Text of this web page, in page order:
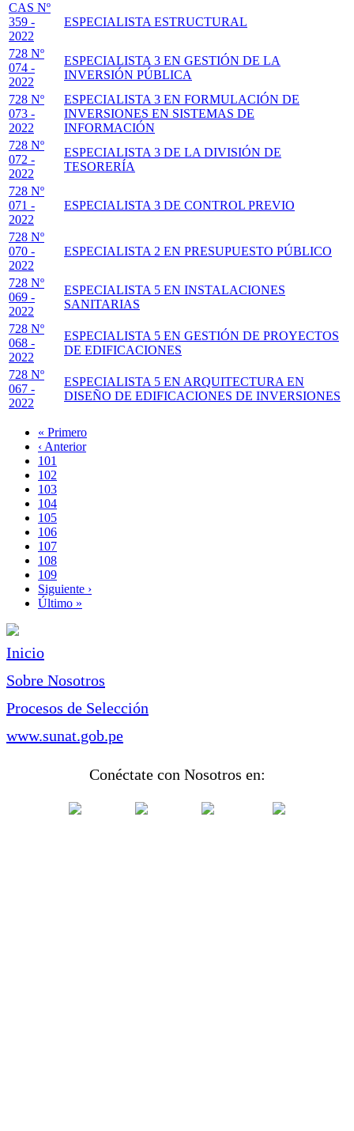
CAS Nº
359 -
2022
ESPECIALISTA ESTRUCTURAL
728 Nº
074 -
2022
ESPECIALISTA 3 EN GESTIÓN DE LA
INVERSIÓN PÚBLICA
728 Nº
073 -
2022
ESPECIALISTA 3 EN FORMULACIÓN DE
INVERSIONES EN SISTEMAS DE
INFORMACIÓN
728 Nº
072 -
2022
ESPECIALISTA 3 DE LA DIVISIÓN DE
TESORERÍA
728 Nº
071 -
2022
ESPECIALISTA 3 DE CONTROL PREVIO
728 Nº
070 -
2022
ESPECIALISTA 2 EN PRESUPUESTO PÚBLICO
728 Nº
069 -
2022
ESPECIALISTA 5 EN INSTALACIONES
SANITARIAS
728 Nº
068 -
2022
ESPECIALISTA 5 EN GESTIÓN DE PROYECTOS
DE EDIFICACIONES
728 Nº
067 -
2022
ESPECIALISTA 5 EN ARQUITECTURA EN
DISEÑO DE EDIFICACIONES DE INVERSIONES
Paginación
Primera
página
« Primero
Página
anterior
‹ Anterior
Page
101
Page
102
Page
103
Page
104
Página
actual
105
Page
106
Page
107
Page
108
Page
109
Siguiente
página
Siguiente ›
Última
Último »
Inicio
Sobre Nosotros
Procesos de Selección
www.sunat.gob.pe
Conéctate con Nosotros en: